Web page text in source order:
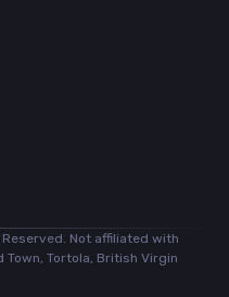
Not affiliated with
Town, Tortola, British Virgin